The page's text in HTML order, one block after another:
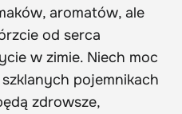
aromatów, ale
od serca
w zimie. Niech moc
pojemnikach
zdrowsze,